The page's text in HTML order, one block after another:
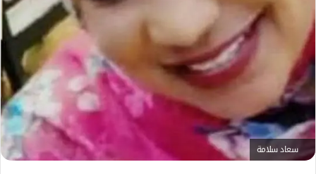
سعاد سلامة